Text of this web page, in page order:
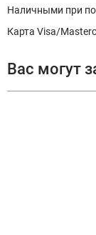
Наличными при
Карта Visa/
Вас могут